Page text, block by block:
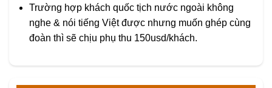
Trường hợp khách quốc tịch nước ngoài không
nghe & nói tiếng Việt được nhưng muốn ghép cùng
đoàn thì sẽ chịu phụ thu 150usd/khách.